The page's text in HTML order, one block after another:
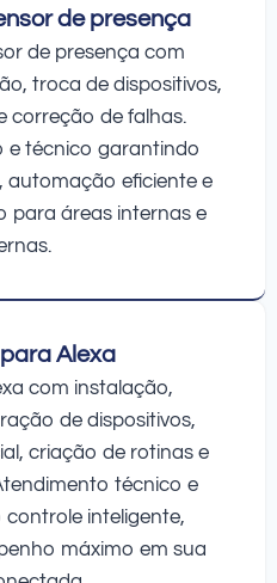
de presença
de presença com
troca de dispositivos,
correção de falhas.
e técnico garantindo
automação eficiente e
para áreas internas e
Alexa
com instalação,
de dispositivos,
criação de rotinas e
técnico e
inteligente,
máximo em sua